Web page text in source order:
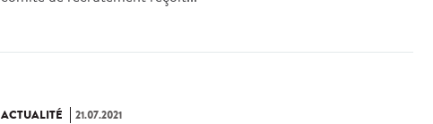
ACTUALITÉ 21.07.2021